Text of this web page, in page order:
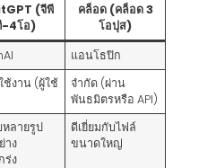
(จีพี
-4โอ)
คล็อด (คล็อด 3
โอปุส)
แอนโธปิก
ช้งาน (ผู้ใช้
จำกัด (ผ่าน
พันธมิตรหรือ API)
หลายรูป
าง
ร่ง
ดีเยี่ยมกับไฟล์
ขนาดใหญ่